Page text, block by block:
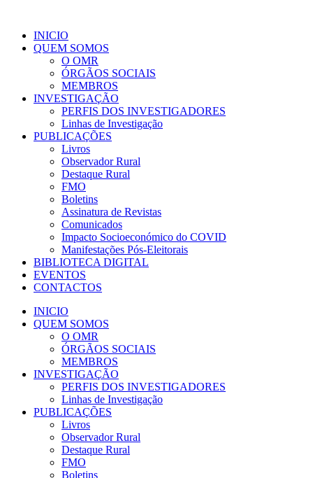
INICIO
QUEM SOMOS
O OMR
ÓRGÃOS SOCIAIS
MEMBROS
INVESTIGAÇÃO
PERFIS DOS INVESTIGADORES
Linhas de Investigação
PUBLICAÇÕES
Livros
Observador Rural
Destaque Rural
FMO
Boletins
Assinatura de Revistas
Comunicados
Impacto Socioeconómico do COVID
Manifestações Pós-Eleitorais
BIBLIOTECA DIGITAL
EVENTOS
CONTACTOS
INICIO
QUEM SOMOS
O OMR
ÓRGÃOS SOCIAIS
MEMBROS
INVESTIGAÇÃO
PERFIS DOS INVESTIGADORES
Linhas de Investigação
PUBLICAÇÕES
Livros
Observador Rural
Destaque Rural
FMO
Boletins